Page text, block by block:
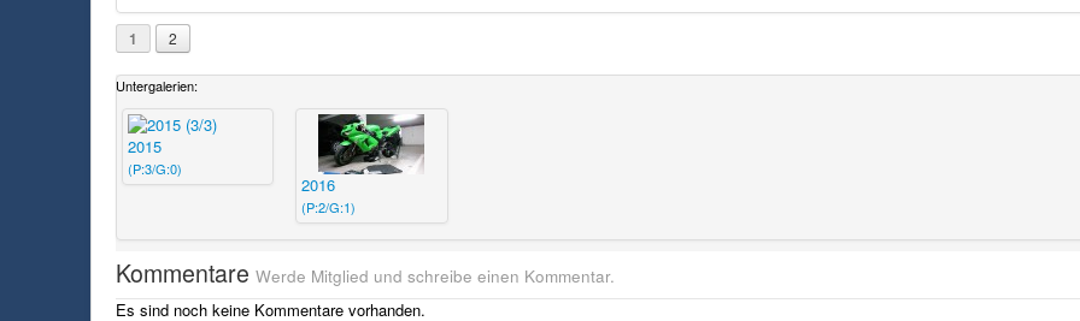
1 2
Untergalerien:
2015
(P:3/G:0)
2016
(P:2/G:1)
Kommentare Werde Mitglied und schreibe einen Kommentar.
Es sind noch keine Kommentare vorhanden.